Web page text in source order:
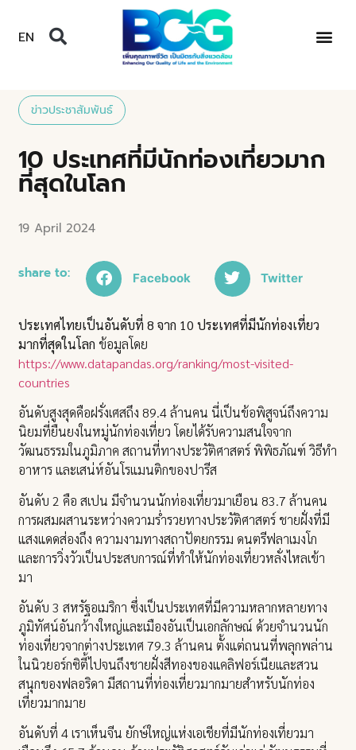
EN
ข่าวประชาสัมพันธ์
10 ประเทศที่มีนักท่องเที่ยวมาก
ที่สุดในโลก
19 April 2024
share to: Facebook Twitter
ประเทศไทยเป็นอันดับที่ 8 จาก 10 ประเทศที่มีนักท่องเที่ยว
มากที่สุดในโลก ข้อมูลโดย
https://www.datapandas.org/ranking/most-visited-
countries
อันดับสูงสุดคือฝรั่งเศสถึง 89.4 ล้านคน นี่เป็นข้อพิสูจน์ถึงความ
นิยมที่ยืนยงในหมู่นักท่องเที่ยว โดยได้รับความสนใจจาก
วัฒนธรรมในภูมิภาค สถานที่ทางประวัติศาสตร์ พิพิธภัณฑ์ วิธีทำ
อาหาร และเสน่ห์อันโรแมนติกของปารีส
อันดับ 2 คือ สเปน มีจำนวนนักท่องเที่ยวมาเยือน 83.7 ล้านคน
การผสมผสานระหว่างความร่ำรวยทางประวัติศาสตร์ ชายฝั่งที่มี
แสงแดดส่องถึง ความงามทางสถาปัตยกรรม ดนตรีฟลาเมงโก
และการวิ่งวัวเป็นประสบการณ์ที่ทำให้นักท่องเที่ยวหลั่งไหลเข้า
มา
อันดับ 3 สหรัฐอเมริกา ซึ่งเป็นประเทศที่มีความหลากหลายทาง
ภูมิทัศน์อันกว้างใหญ่และเมืองอันเป็นเอกลักษณ์ ด้วยจำนวนนัก
ท่องเที่ยวจากต่างประเทศ 79.3 ล้านคน ตั้งแต่ถนนที่พลุกพล่าน
ในนิวยอร์กซิตี้ไปจนถึงชายฝั่งสีทองของแคลิฟอร์เนียและสวน
สนุกของฟลอริดา มีสถานที่ท่องเที่ยวมากมายสำหรับนักท่อง
เที่ยวมากมาย
อันดับที่ 4 เราเห็นจีน ยักษ์ใหญ่แห่งเอเชียที่มีนักท่องเที่ยวมา